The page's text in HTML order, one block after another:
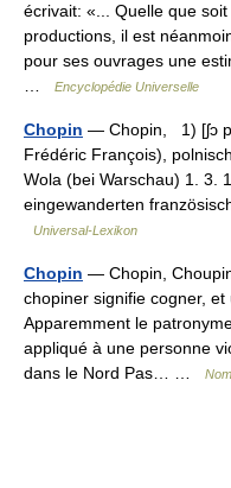
écrivait: «... Quelle que
productions, il est
pour ses ouvrages une
Encyclopédie Universelle
Chopin — Chopin, 1) [ʃɔ
Frédéric François),
Wola (bei Warschau) 1. 3.
eingewanderten
Universal-Lexikon
Chopin — Chopin,
chopiner signifie cogner, et
Apparemment le
appliqué à une personne
dans le Nord Pas… …